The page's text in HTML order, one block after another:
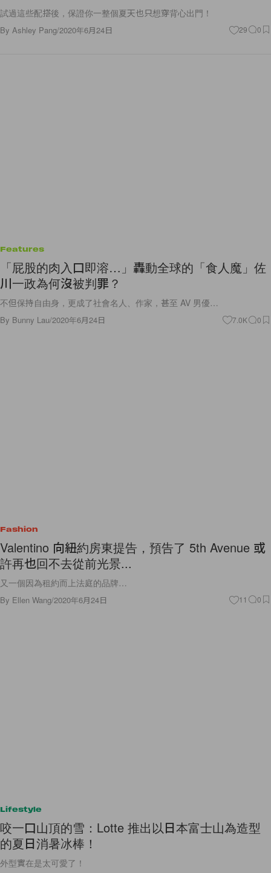
試過這些配搭後，保證你一整個夏天也只想穿背心出門！
By Ashley Pang/2020年6月24日 29 0
Features
「屁股的肉入口即溶…」轟動全球的「食人魔」佐
川一政為何沒被判罪？
不但保持自由身，更成了社會名人、作家，甚至 AV 男優…
By Bunny Lau/2020年6月24日 7.0K 0
Fashion
Valentino 向紐約房東提告，預告了 5th Avenue 或
許再也回不去從前光景...
又一個因為租約而上法庭的品牌…
By Ellen Wang/2020年6月24日 11 0
Lifestyle
咬一口山頂的雪：Lotte 推出以日本富士山為造型
的夏日消暑冰棒！
外型實在是太可愛了！